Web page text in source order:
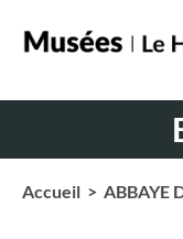
Accueil > ABBAYE